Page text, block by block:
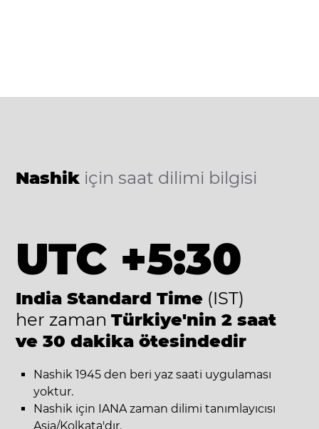
Nashik için saat dilimi bilgisi
UTC +5:30
India Standard Time (IST)
her zaman Türkiye'nin 2 saat
ve 30 dakika ötesindedir
Nashik 1945 den beri yaz saati uygulaması
yoktur.
Nashik için IANA zaman dilimi tanımlayıcısı
Asia/Kolkata'dır.